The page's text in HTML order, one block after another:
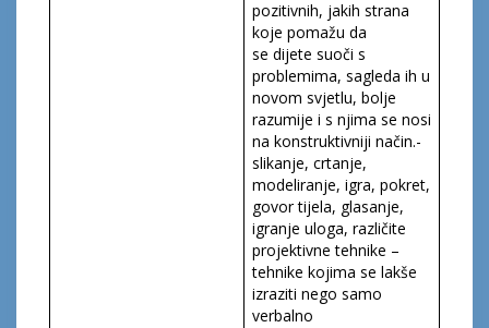
pozitivnih, jakih strana
koje pomažu da
se dijete suoči s
problemima, sagleda ih u
novom svjetlu, bolje
razumije i s njima se nosi
na konstruktivniji način.-
slikanje, crtanje,
modeliranje, igra, pokret,
govor tijela, glasanje,
igranje uloga, različite
projektivne tehnike –
tehnike kojima se lakše
izraziti nego samo
verbalno